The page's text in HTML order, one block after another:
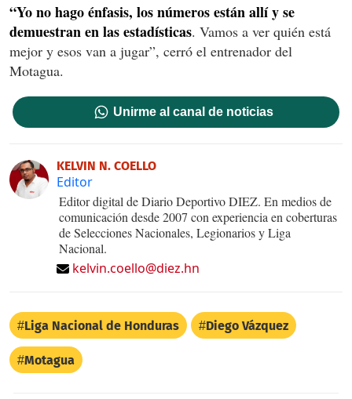
“Yo no hago énfasis, los números están allí y se
demuestran en las estadísticas. Vamos a ver quién está
mejor y esos van a jugar”, cerró el entrenador del
Motagua.
Unirme al canal de noticias
KELVIN N. COELLO
Editor
Editor digital de Diario Deportivo DIEZ. En medios de
comunicación desde 2007 con experiencia en coberturas
de Selecciones Nacionales, Legionarios y Liga
Nacional.
kelvin.coello@diez.hn
Liga Nacional de Honduras Diego Vázquez
Motagua